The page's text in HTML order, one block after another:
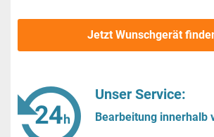
Jetzt Wunschgerät
Unser Service:
Bearbeitung innerhalb